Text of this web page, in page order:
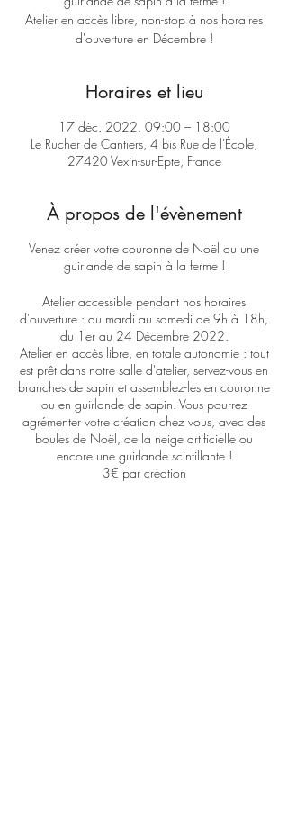
Atelier en accès libre, non-stop à nos horaires
d'ouverture en Décembre !
Horaires et lieu
17 déc. 2022, 09:00 – 18:00
Le Rucher de Cantiers, 4 bis Rue de l'École,
27420 Vexin-sur-Epte, France
À propos de l'évènement
Venez créer votre couronne de Noël ou une
guirlande de sapin à la ferme !
Atelier accessible pendant nos horaires
d'ouverture : du mardi au samedi de 9h à 18h,
du 1er au 24 Décembre 2022.
Atelier en accès libre, en totale autonomie : tout
est prêt dans notre salle d'atelier, servez-vous en
branches de sapin et assemblez-les en couronne
ou en guirlande de sapin. Vous pourrez
agrémenter votre création chez vous, avec des
boules de Noël, de la neige artificielle ou
encore une guirlande scintillante !
3€ par création